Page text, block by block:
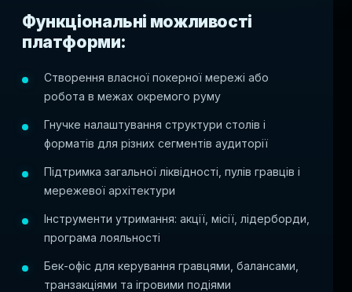
Функціональні можливості
платформи:
Створення власної покерної мережі або
робота в межах окремого руму
Гнучке налаштування структури столів і
форматів для різних сегментів аудиторії
Підтримка загальної ліквідності, пулів гравців і
мережевої архітектури
Інструменти утримання: акції, місії, лідерборди,
програма лояльності
Бек-офіс для керування гравцями, балансами,
транзакціями та ігровими подіями